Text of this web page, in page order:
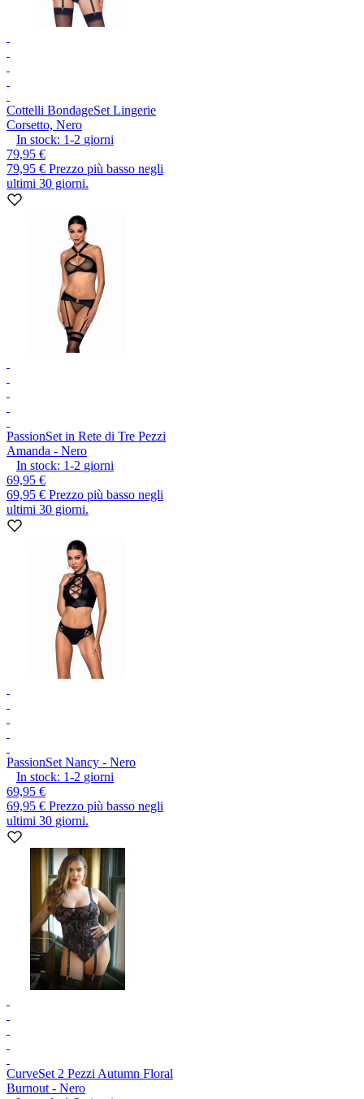
Cottelli BondageSet Lingerie
Corsetto, Nero
In stock: 1-2 giorni
79,95 €
79,95 € Prezzo più basso negli
ultimi 30 giorni.
PassionSet in Rete di Tre Pezzi
Amanda - Nero
In stock: 1-2 giorni
69,95 €
69,95 € Prezzo più basso negli
ultimi 30 giorni.
PassionSet Nancy - Nero
In stock: 1-2 giorni
69,95 €
69,95 € Prezzo più basso negli
ultimi 30 giorni.
CurveSet 2 Pezzi Autumn Floral
Burnout - Nero